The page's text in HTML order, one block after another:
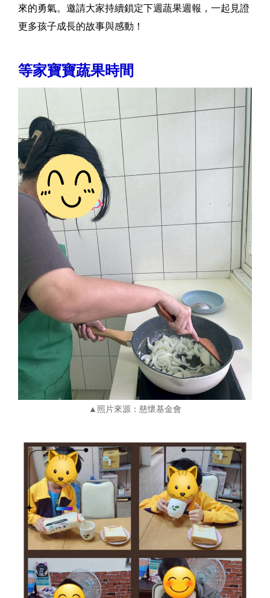
來的勇氣。邀請大家持續鎖定下週蔬果週報，一起見證
更多孩子成長的故事與感動！
等家寶寶蔬果時間
▲照片來源：慈懷基金會